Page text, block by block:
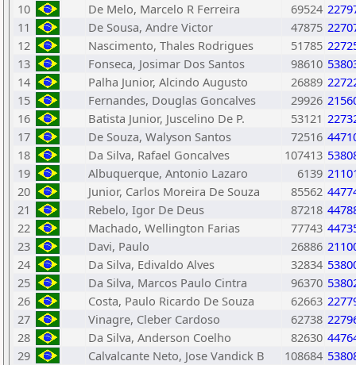
10
De Melo, Marcelo R Ferreira 69524
11
De Sousa, Andre Victor 47875
12
Nascimento, Thales Rodrigues 51785
13
Fonseca, Josimar Dos Santos 98610
14
Palha Junior, Alcindo Augusto 26889
15
Fernandes, Douglas Goncalves 29926
16
Batista Junior, Juscelino De P. 53121
17
De Souza, Walyson Santos 72516
18
Da Silva, Rafael Goncalves 107413
19
Albuquerque, Antonio Lazaro 6139
20
Junior, Carlos Moreira De Souza 85562
21
Rebelo, Igor De Deus 87218
22
Machado, Wellington Farias 77743
23
Davi, Paulo 26886
24
Da Silva, Edivaldo Alves 32834
25
Da Silva, Marcos Paulo Cintra 96370
26
Costa, Paulo Ricardo De Souza 62663
27
Vinagre, Cleber Cardoso 62738
28
Da Silva, Anderson Coelho 82630
29
Calvalcante Neto, Jose Vandick B 108684